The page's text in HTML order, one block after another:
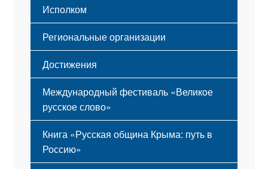
Исполком
Региональные организации
Достижения
Международный фестиваль «Великое
русское слово»
Книга «Русская община Крыма: путь в
Россию»